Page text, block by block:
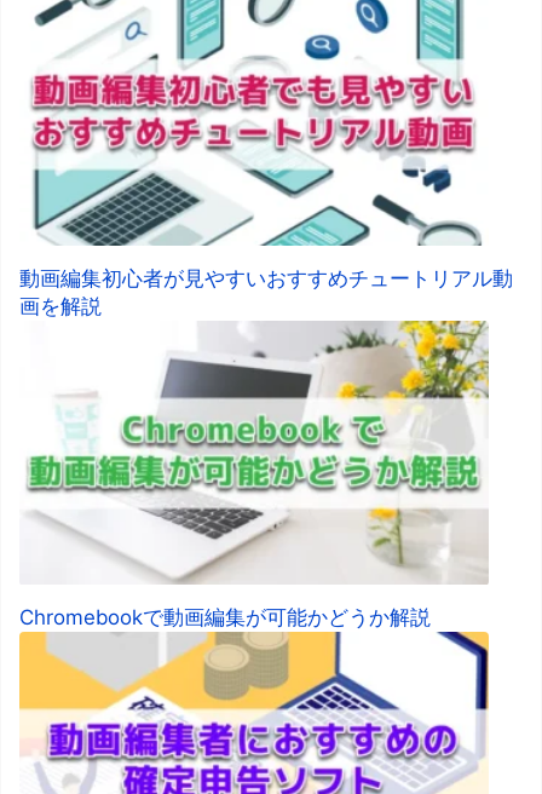
動画編集初心者が見やすいおすすめチュートリアル動
画を解説
Chromebookで動画編集が可能かどうか解説